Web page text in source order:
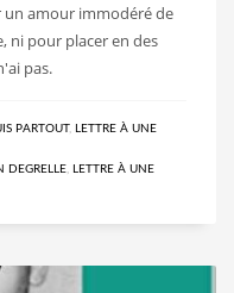
un amour immodéré de
ni pour placer en des
pas.
PARTOUT,
LETTRE À UNE
DEGRELLE
LETTRE À UNE